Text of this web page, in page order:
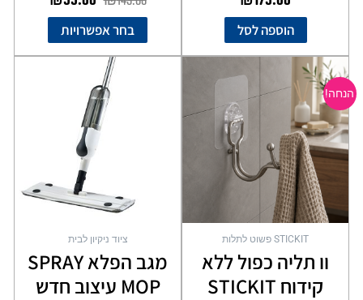
הוספה לסל בחר אפשרויות
הנחה!
STICKIT פשוט לתלות
וו תליה כפול ללא
קידוח STICKIT
המקורי
היה:
₪49.00.
הנוכחי
הוא:
₪35.00.
ציוד ניקיון לבית
מגב הפלא SPRAY
MOP עיצוב חדש